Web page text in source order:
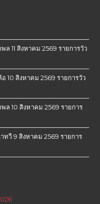
11 สิงหาคม 2569 รายการวัว
10 สิงหาคม 2569 รายการวัว
10 สิงหาคม 2569 รายการ
วี 9 สิงหาคม 2569 รายการ